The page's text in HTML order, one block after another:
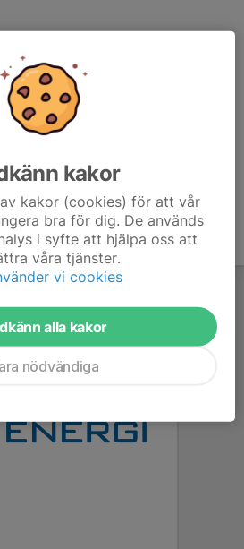
kakor
kakor (cookies) för att vår
bra för dig. De används
i syfte att hjälpa oss att
våra tjänster.
vi cookies
alla kakor
nödvändiga